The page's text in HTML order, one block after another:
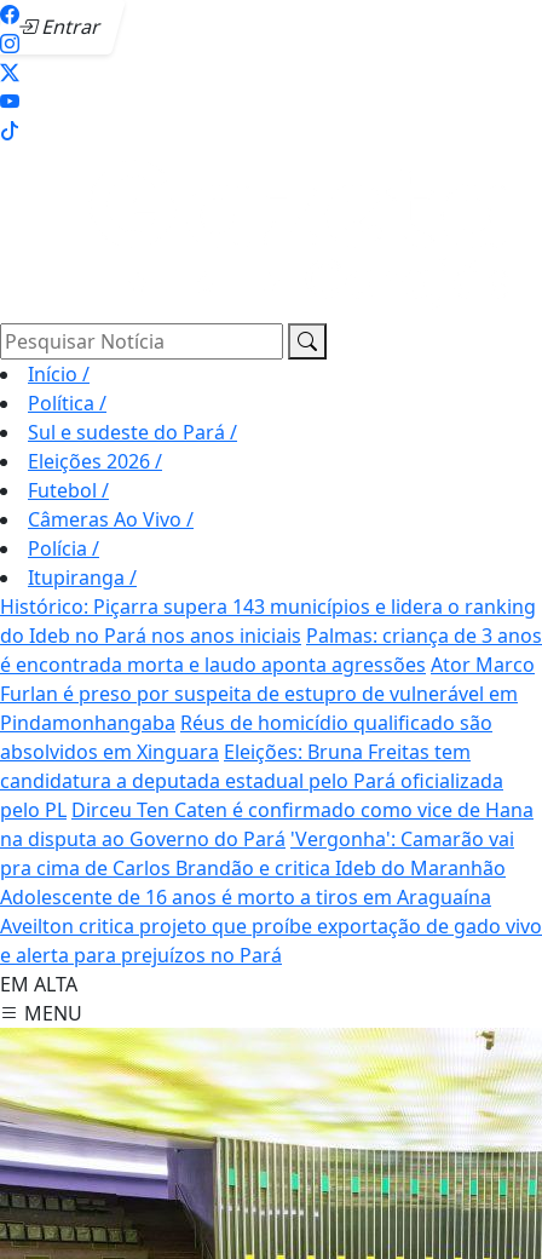
Entrar
Pesquisar Notícia
Início /
Política /
Sul e sudeste do Pará /
Eleições 2026/
Futebol /
Câmeras Ao Vivo /
Polícia /
Itupiranga /
Histórico: Piçarra supera 143 municípios e lidera o ranking
do Ideb no Pará nos anos iniciais Palmas: criança de 3 anos
é encontrada morta e laudo aponta agressões Ator Marco
Furlan é preso por suspeita de estupro de vulnerável em
Pindamonhangaba Réus de homicídio qualificado são
absolvidos em Xinguara Eleições: Bruna Freitas tem
candidatura a deputada estadual pelo Pará oficializada
pelo PL Dirceu Ten Caten é confirmado como vice de Hana
na disputa ao Governo do Pará 'Vergonha': Camarão vai
pra cima de Carlos Brandão e critica Ideb do Maranhão
Adolescente de 16 anos é morto a tiros em Araguaína
Aveilton critica projeto que proíbe exportação de gado vivo
e alerta para prejuízos no Pará
EM ALTA
MENU